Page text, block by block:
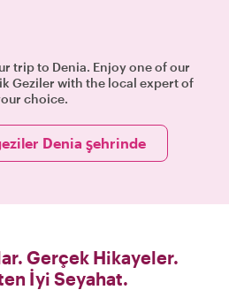
trip to Denia. Enjoy one of our
Geziler with the local expert of
choice.
Denia şehrinde
Gerçek Hikayeler.
İyi Seyahat.